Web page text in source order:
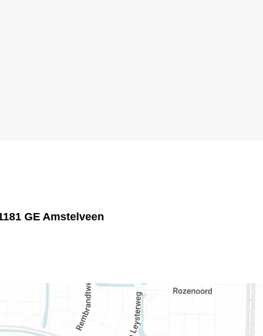
GE Amstelveen